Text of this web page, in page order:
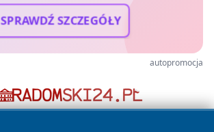
SPRAWDŹ SZCZEGÓŁY
autopromocja